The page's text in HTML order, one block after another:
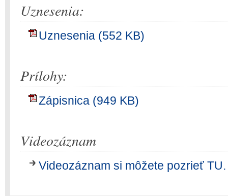
Uznesenia:
Uznesenia (552 KB)
Prílohy:
Zápisnica (949 KB)
Videozáznam
Videozáznam si môžete pozrieť TU.